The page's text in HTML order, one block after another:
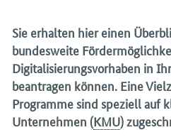
Sie erhalten hier einen
bundesweite
Digitalisierungsvorhaben in
beantragen können. Eine
Programme sind speziell auf
Unternehmen (KMU)